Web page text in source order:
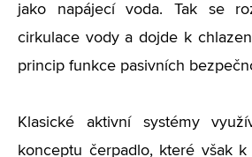
jako napájecí voda. Tak se
cirkulace vody a dojde k
princip funkce pasivních
Klasické aktivní systémy
konceptu čerpadlo, které však